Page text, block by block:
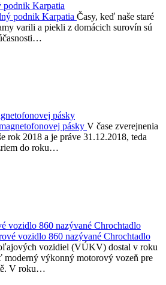
Karpatia
Časy, keď naše staré
varili a piekli z domácich surovín sú
pásky
V čase zverejnenia
rok 2018 a je práve 31.12.2018, teda
do roku…
vozidlo 860 nazývané Chrochtadlo
vozidiel (VÚKV) dostal v roku
výkonný motorový vozeň pre
V roku…